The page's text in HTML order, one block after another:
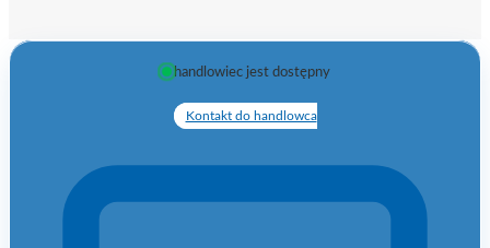
handlowiec jest dostępny
Kontakt do handlowca